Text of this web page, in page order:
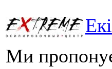
Ми